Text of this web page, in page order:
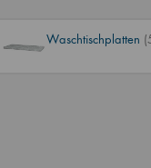
Waschtischplatten